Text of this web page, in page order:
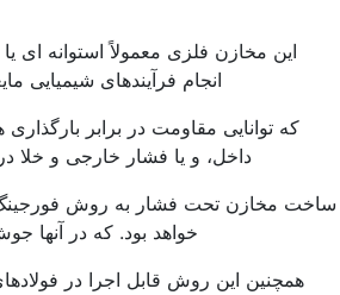
این مخازن فلزی معمولاً استوانه ای یا
انجام فرآیندهای شیمیایی
که توانایی مقاومت در برابر
داخل، و یا فشار خارجی و خلا در
مخازن تحت فشار به روش فورجینگ
خواهد بود. که در آنها
همچنین این روش قابل اجرا در